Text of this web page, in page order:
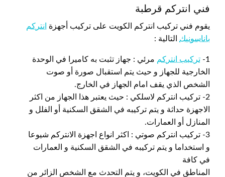
فني انتركم قرطبة
يقوم فني تركيب انتركم الكويت على تركيب أجهزة
انتركم
باناسونيك التالية :
1- تركيب انتركم مرئي : جهاز تثبت به كاميرا في الوحدة
الخارجية للجهاز و حيث يتم استقبال صورة أو صوت
الشخص الذي يقف امام الجهاز في الخارج.
2- تركيب انتركم لاسلكي : حيث يعتبر هذا الجهاز من اكثر
الاجهزة حداثة و يتم تركيبه في الشقق السكنية أو الفلل و
المنازل أو العمارات.
3- تركيب انتركم صوتي : اكثر انواع اجهزة الانتركم شيوعا
و استخداما و يتم تركيبه في الشقق السكنية و العمارات
في كافة
المناطق في الكويت، و يتم التحدث مع الشخص الزائر من